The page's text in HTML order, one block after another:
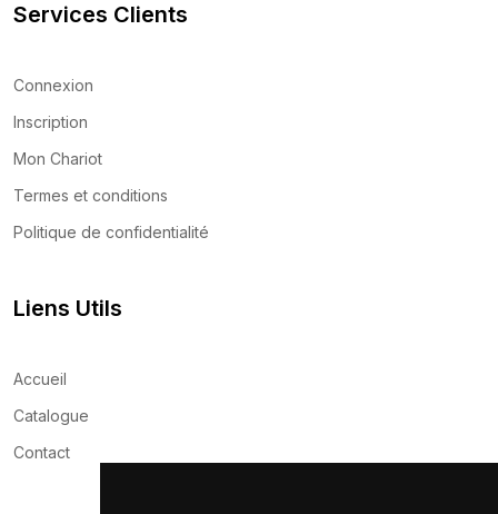
Services Clients
Connexion
Inscription
Mon Chariot
Termes et conditions
Politique de confidentialité
Liens Utils
Accueil
Catalogue
Contact